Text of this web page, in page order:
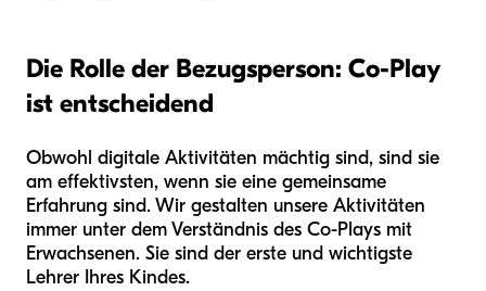
Die Rolle der Bezugsperson: Co-Play
ist entscheidend
Obwohl digitale Aktivitäten mächtig sind, sind sie
am effektivsten, wenn sie eine gemeinsame
Erfahrung sind. Wir gestalten unsere Aktivitäten
immer unter dem Verständnis des Co-Plays mit
Erwachsenen. Sie sind der erste und wichtigste
Lehrer Ihres Kindes.